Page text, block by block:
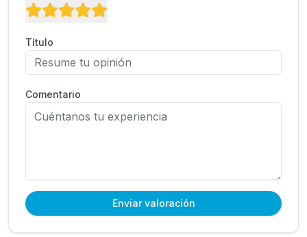
Título
Comentario
Enviar valoración